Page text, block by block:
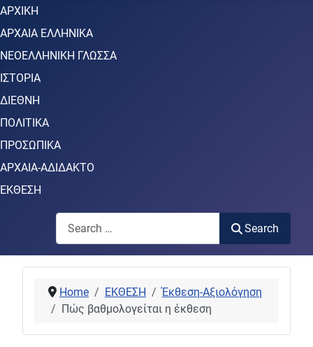
ΑΡΧΙΚΗ
ΑΡΧΑΙΑ ΕΛΛΗΝΙΚΑ
ΝΕΟΕΛΛΗΝΙΚΗ ΓΛΩΣΣΑ
ΙΣΤΟΡΙΑ
ΔΙΕΘΝΗ
ΠΟΛΙΤΙΚΑ
ΠΡΟΣΩΠΙΚΑ
ΑΡΧΑΙΑ-ΑΔΙΔΑΚΤΟ
ΕΚΘΕΣΗ
Search
Search
Home ΕΚΘΕΣΗ
Έκθεση-Αξιολόγηση
Πώς βαθμολογείται η έκθεση